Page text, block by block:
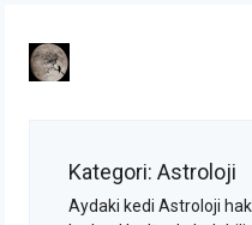
content
Kategori: Astroloji
Aydaki kedi Astroloji